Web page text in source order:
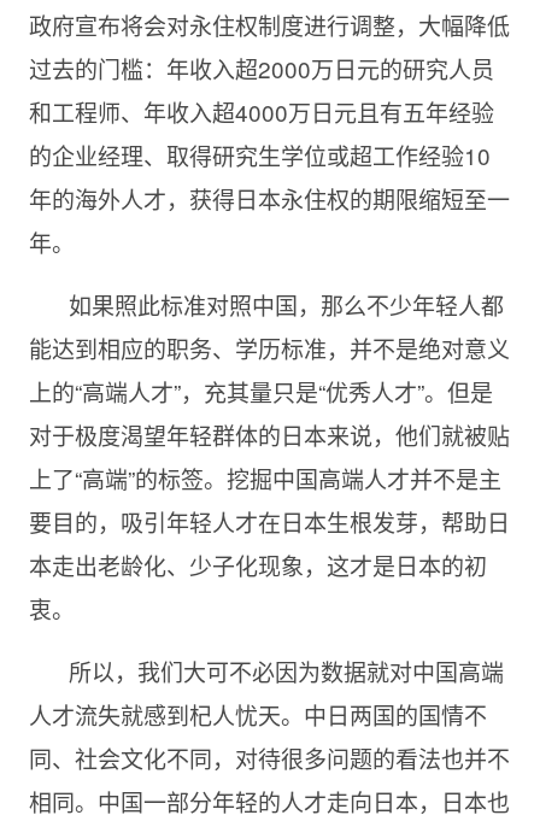
政府宣布将会对永住权制度进行调整，大幅降低
过去的门槛：年收入超2000万日元的研究人员
和工程师、年收入超4000万日元且有五年经验
的企业经理、取得研究生学位或超工作经验10
年的海外人才，获得日本永住权的期限缩短至一
年。
如果照此标准对照中国，那么不少年轻人都
能达到相应的职务、学历标准，并不是绝对意义
上的“高端人才”，充其量只是“优秀人才”。但是
对于极度渴望年轻群体的日本来说，他们就被贴
上了“高端”的标签。挖掘中国高端人才并不是主
要目的，吸引年轻人才在日本生根发芽，帮助日
本走出老龄化、少子化现象，这才是日本的初
衷。
所以，我们大可不必因为数据就对中国高端
人才流失就感到杞人忧天。中日两国的国情不
同、社会文化不同，对待很多问题的看法也并不
相同。中国一部分年轻的人才走向日本，日本也